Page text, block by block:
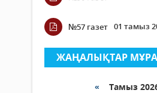
№57 газет 01 тамыз
ЖАҢАЛЫҚТАР
« Тамыз